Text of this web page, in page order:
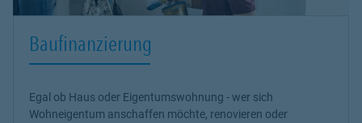
Baufinanzierung
Egal ob Haus oder Eigentumswohnung - wer sich
Wohneigentum anschaffen möchte, renovieren oder